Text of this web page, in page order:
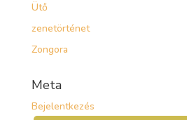
Ütő
zenetörténet
Zongora
Meta
Bejelentkezés